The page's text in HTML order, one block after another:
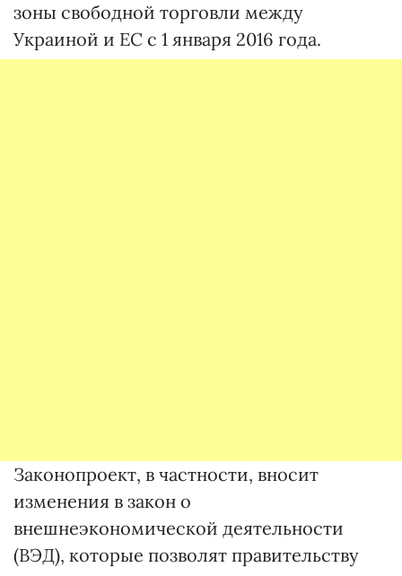
зоны свободной торговли между
Украиной и ЕС с 1 января 2016 года.
Законопроект, в частности, вносит
изменения в закон о
внешнеэкономической деятельности
(ВЭД), которые позволят правительству